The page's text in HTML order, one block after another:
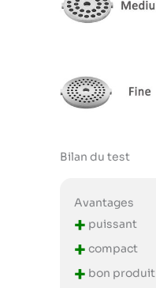
Bilan du test
Avantages
+ puissant
+ compact
+ bon produit